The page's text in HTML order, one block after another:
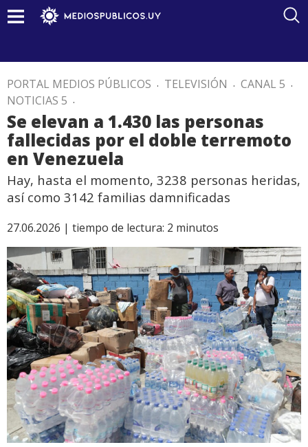
PORTAL MEDIOS PÚBLICOS . TELEVISIÓN . CANAL 5 .
NOTICIAS 5 .
Se elevan a 1.430 las personas
fallecidas por el doble terremoto
en Venezuela
Hay, hasta el momento, 3238 personas heridas,
así como 3142 familias damnificadas
27.06.2026 | tiempo de lectura: 2 minutos